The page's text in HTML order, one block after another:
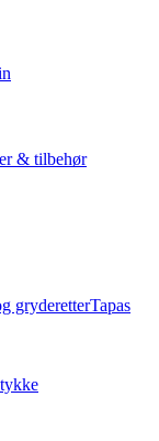
& tilbehør
gryderetterTapas